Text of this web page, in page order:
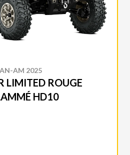
AM 2025
LIMITED ROUGE
HD10